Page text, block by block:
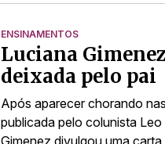
ENSINAMENTOS
Luciana
deixada pelo pai
Após aparecer chorando
publicada pelo colunista
Gimenez divulgou uma